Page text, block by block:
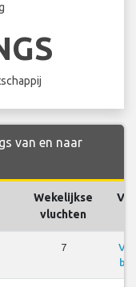
van en naar
Wekelijkse
vluchten
7